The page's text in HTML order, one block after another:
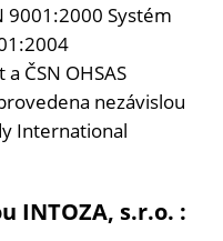
9001:2000 Systém
ČSN OHSAS
nezávislou
International
INTOZA, s.r.o. :